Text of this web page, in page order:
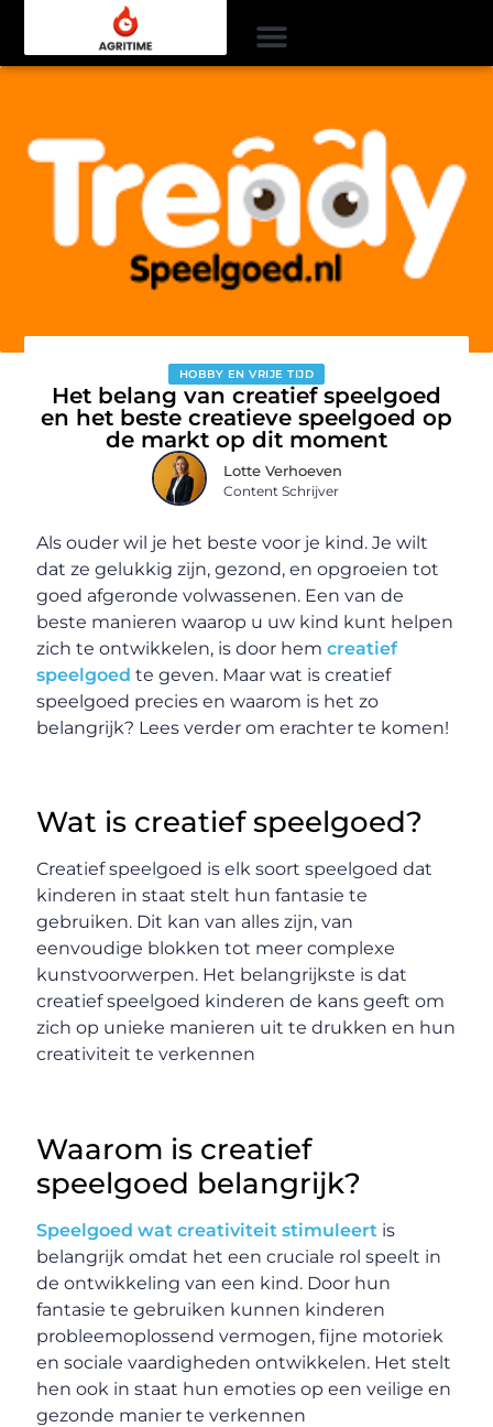
HOBBY EN VRIJE TIJD
Het belang van creatief speelgoed
en het beste creatieve speelgoed op
de markt op dit moment
Lotte Verhoeven
Content Schrijver
Als ouder wil je het beste voor je kind. Je wilt
dat ze gelukkig zijn, gezond, en opgroeien tot
goed afgeronde volwassenen. Een van de
beste manieren waarop u uw kind kunt helpen
zich te ontwikkelen, is door hem creatief
speelgoed te geven. Maar wat is creatief
speelgoed precies en waarom is het zo
belangrijk? Lees verder om erachter te komen!
Wat is creatief speelgoed?
Creatief speelgoed is elk soort speelgoed dat
kinderen in staat stelt hun fantasie te
gebruiken. Dit kan van alles zijn, van
eenvoudige blokken tot meer complexe
kunstvoorwerpen. Het belangrijkste is dat
creatief speelgoed kinderen de kans geeft om
zich op unieke manieren uit te drukken en hun
creativiteit te verkennen
Waarom is creatief
speelgoed belangrijk?
Speelgoed wat creativiteit stimuleert is
belangrijk omdat het een cruciale rol speelt in
de ontwikkeling van een kind. Door hun
fantasie te gebruiken kunnen kinderen
probleemoplossend vermogen, fijne motoriek
en sociale vaardigheden ontwikkelen. Het stelt
hen ook in staat hun emoties op een veilige en
gezonde manier te verkennen